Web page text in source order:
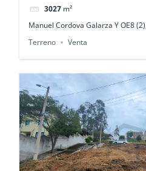
3027 m²
Manuel Cordova Galarza Y OE8
Terreno
Venta